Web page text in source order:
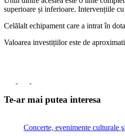
superioare și inferioare. Intervențiile
Celălalt echipament care a intrat în
Valoarea investițiilor este de
Te-ar mai putea interesa
Concerte, evenimente culturale